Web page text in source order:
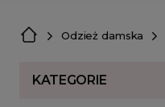
Odzież damska
KATEGORIE